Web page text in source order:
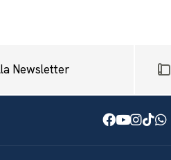
Newsletter
Facebook
Youtube